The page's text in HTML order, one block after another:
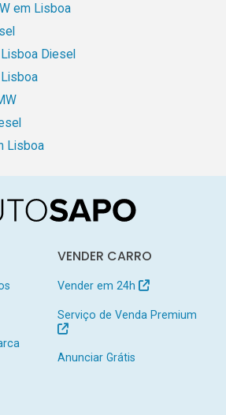
em Lisboa
Diesel
Lisboa
VENDER CARRO
Vender em 24h
Serviço de Venda Premium
Anunciar Grátis